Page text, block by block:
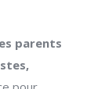
parents